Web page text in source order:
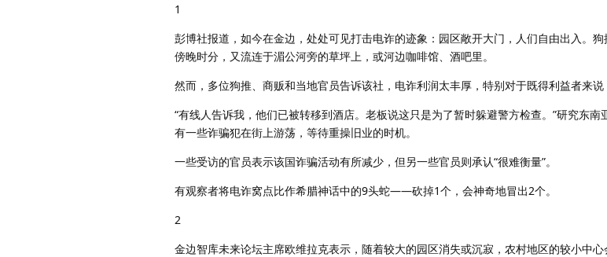
1
彭博社报道，如今在金边，处处可见打击电诈的迹象：园区敞开大门，人们自由出入。狗
傍晚时分，又流连于湄公河旁的草坪上，或河边咖啡馆、酒吧里。
然而，多位狗推、商贩和当地官员告诉该社，电诈利润太丰厚，特别对于既得利益者来说
“有线人告诉我，他们已被转移到酒店。老板说这只是为了暂时躲避警方检查。”研究东
有一些诈骗犯在街上游荡，等待重操旧业的时机。
一些受访的官员表示该国诈骗活动有所减少，但另一些官员则承认“很难衡量”。
有观察者将电诈窝点比作希腊神话中的9头蛇——砍掉1个，会神奇地冒出2个。
2
金边智库未来论坛主席欧维拉克表示，随着较大的园区消失或沉寂，农村地区的较小中心